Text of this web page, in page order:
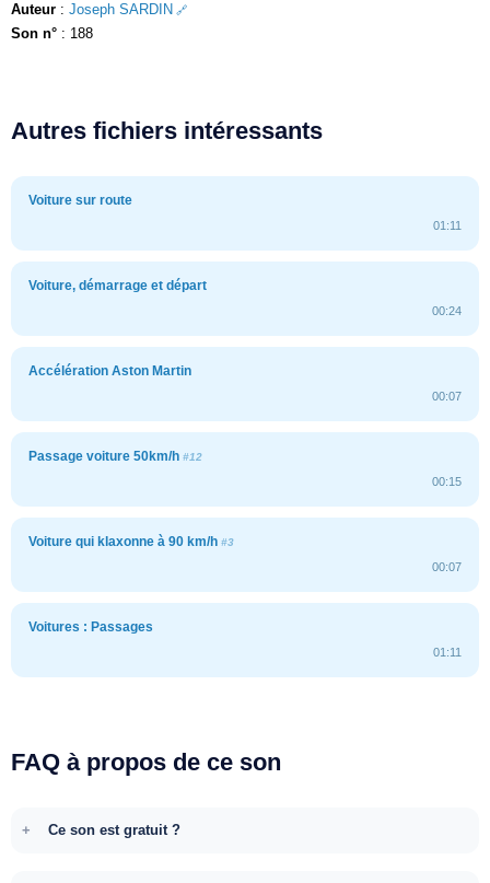
Auteur : Joseph SARDIN
Son n° : 188
Autres fichiers intéressants
Voiture sur route
01:11
Voiture, démarrage et départ
00:24
Accélération Aston Martin
00:07
Passage voiture 50km/h #12
00:15
Voiture qui klaxonne à 90 km/h #3
00:07
Voitures : Passages
01:11
FAQ à propos de ce son
Ce son est gratuit ?